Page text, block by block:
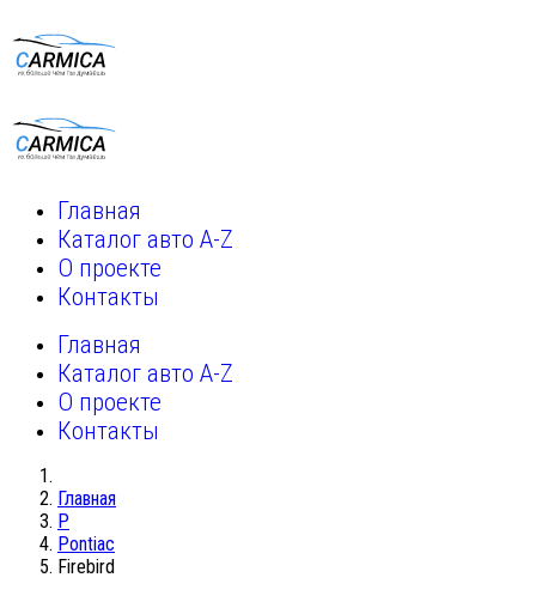
Главная
Каталог авто A-Z
О проекте
Контакты
Главная
Каталог авто A-Z
О проекте
Контакты
Главная
P
Pontiac
Firebird